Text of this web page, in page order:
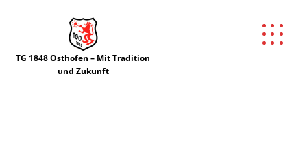
TG 1848 Osthofen – Mit Tradition
und Zukunft